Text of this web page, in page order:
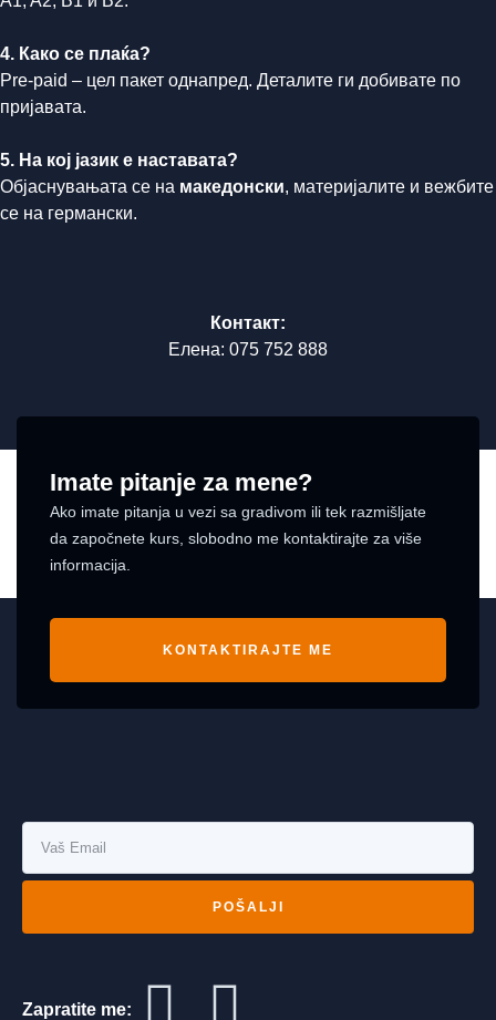
4. Како се плаќа?
Pre-paid – цел пакет однапред. Деталите ги добивате по
пријавата.
5. На кој јазик е наставата?
Објаснувањата се на македонски, материјалите и вежбите
се на германски.
Контакт:
Елена: 075 752 888
Imate pitanje za mene?
Ako imate pitanja u vezi sa gradivom ili tek razmišljate
da započnete kurs, slobodno me kontaktirajte za više
informacija.
KONTAKTIRAJTE ME
POŠALJI
Zapratite me: